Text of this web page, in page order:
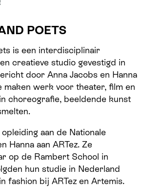
POETS
is een interdisciplinair
creatieve studio gevestigd in
door Anna Jacobs en Hanna
maken werk voor theater, film en
choreografie, beeldende kunst
aan de Nationale
Hanna aan ARTez. Ze
op de Rambert School in
hun studie in Nederland
fashion bij ARTez en Artemis.